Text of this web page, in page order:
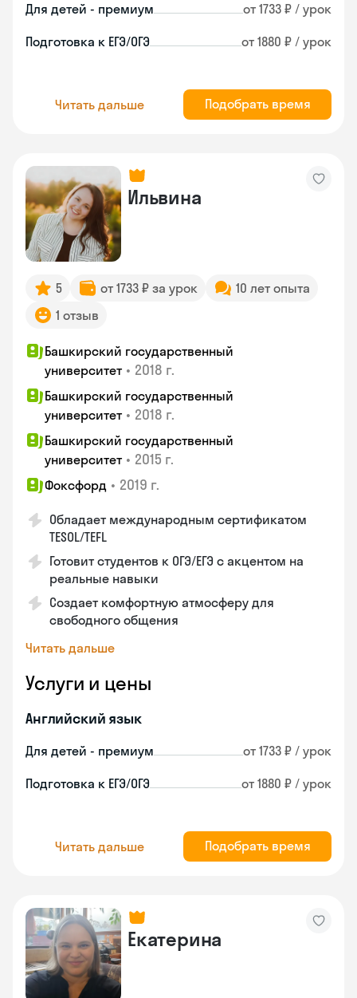
Для детей - премиум от 1733 ₽ / урок
Подготовка к ЕГЭ/ОГЭ от 1880 ₽ / урок
Читать дальше Подобрать время
Ильвина
5 от 1733 ₽ за урок
10 лет опыта
1 отзыв
Башкирский государственный
университет • 2018 г.
Башкирский государственный
университет • 2018 г.
Башкирский государственный
университет • 2015 г.
Фоксфорд • 2019 г.
Обладает международным сертификатом
TESOL/TEFL
Готовит студентов к ОГЭ/ЕГЭ с акцентом на
реальные навыки
Создает комфортную атмосферу для
свободного общения
Читать дальше
Услуги и цены
Английский язык
Для детей - премиум от 1733 ₽ / урок
Подготовка к ЕГЭ/ОГЭ от 1880 ₽ / урок
Читать дальше Подобрать время
Екатерина